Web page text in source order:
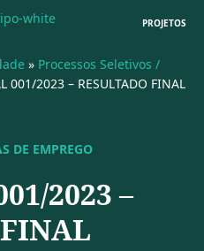
PROJETOS
» Processos Seletivos /
001/2023 – RESULTADO FINAL
DE EMPREGO
2023 –